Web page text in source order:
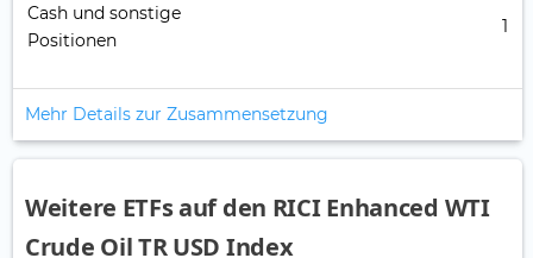
Cash und sonstige
Positionen
1
Mehr Details zur Zusammensetzung
Weitere ETFs auf den RICI Enhanced WTI
Crude Oil TR USD Index